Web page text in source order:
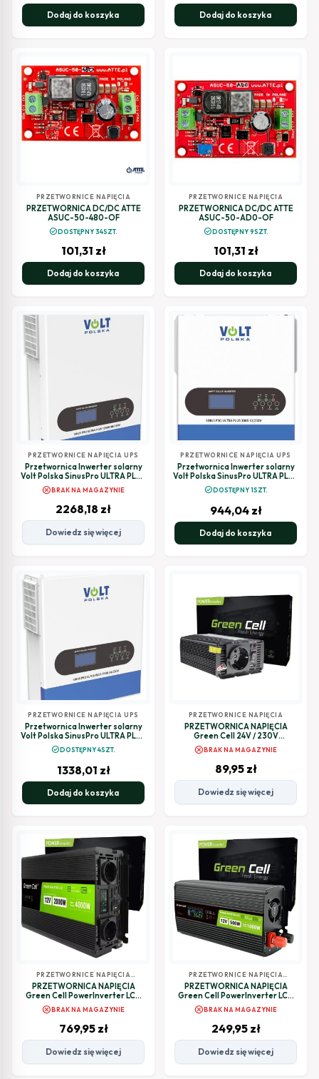
Dodaj do koszyka Dodaj do koszyka
PRZETWORNICE NAPIĘCIA
PRZETWORNICA DC/DC ATTE
ASUC-50-480-OF
check_circleDOSTĘPNY 34SZT.
101,31 zł
Dodaj do koszyka
PRZETWORNICE NAPIĘCIA
PRZETWORNICA DC/DC ATTE
ASUC-50-AD0-OF
check_circleDOSTĘPNY 9SZT.
101,31 zł
Dodaj do koszyka
PRZETWORNICE NAPIĘCIA UPS
Przetwornica Inwerter solarny
Volt Polska SinusPro ULTRA PLUS
12000 48/230V (6200/12000W)
Wi-Fi + 120A MPPT (60-500V)
cancelBRAK NA MAGAZYNIE
2268,18 zł
Dowiedz się więcej
PRZETWORNICE NAPIĘCIA UPS
Przetwornica Inwerter solarny
Volt Polska SinusPro ULTRA PLUS
3000 12/230V (1500/3000W) +
100A MPPT
check_circleDOSTĘPNY 1SZT.
944,04 zł
Dodaj do koszyka
PRZETWORNICE NAPIĘCIA UPS
Przetwornica Inwerter solarny
Volt Polska SinusPro ULTRA PLUS
7000 24/230V (3500/7000W)
Wi-Fi + 100A MPPT (60-500V)
check_circleDOSTĘPNY 4SZT.
1338,01 zł
Dodaj do koszyka
PRZETWORNICE NAPIĘCIA
PRZETWORNICA NAPIĘCIA
Green Cell 24V / 230V
300W/600W MODYFIKOWANA
SINUSOIDA
cancelBRAK NA MAGAZYNIE
89,95 zł
Dowiedz się więcej
PRZETWORNICE NAPIĘCIA
SAMOCHODOWE
PRZETWORNICA NAPIĘCIA
Green Cell PowerInverter LCD
12V / 230V 2000W/4000W
CZYSTA SINUSOIDA
cancelBRAK NA MAGAZYNIE
769,95 zł
Dowiedz się więcej
PRZETWORNICE NAPIĘCIA
SAMOCHODOWE
PRZETWORNICA NAPIĘCIA
Green Cell PowerInverter LCD
12V / 230V 500W/1000W
CZYSTA SINUSOIDA
cancelBRAK NA MAGAZYNIE
249,95 zł
Dowiedz się więcej